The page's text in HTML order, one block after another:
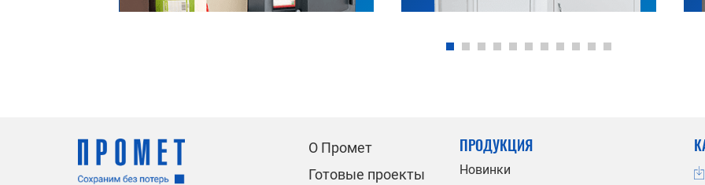
О Промет
Готовые проекты
ПРОДУКЦИЯ
Новинки